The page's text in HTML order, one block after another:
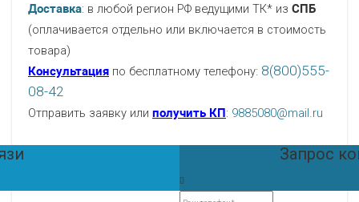
Доставка: в любой регион РФ ведущими ТК* из СПБ
(оплачивается отдельно или включается в стоимость
товара)
Консультация по бесплатному телефону: 8(800)555-
08-42
Отправить заявку или получить КП: 9885080@mail.ru
Запрос